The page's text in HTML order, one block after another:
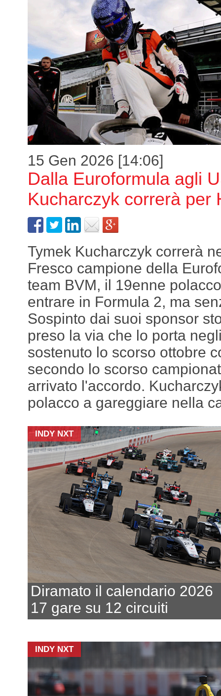
15 Gen 2026 [14:06]
Dalla Euroformula agli
Kucharczyk correrà per
Tymek Kucharczyk correrà
Fresco campione della
team BVM, il 19enne
entrare in Formula 2, ma
Sospinto dai suoi sponsor
preso la via che lo porta
sostenuto lo scorso ottobre
secondo lo scorso
arrivato l'accordo.
polacco a gareggiare nella
INDY NXT
Diramato il calendario 2026
17 gare su 12 circuiti
INDY NXT